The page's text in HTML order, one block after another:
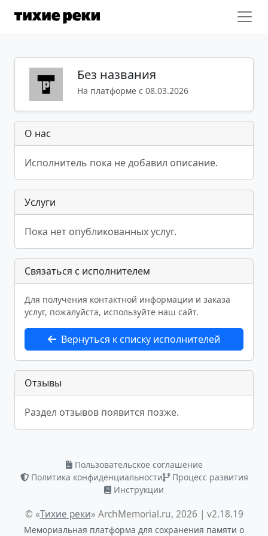
Без названия
На платформе с 08.03.2026
О нас
Исполнитель пока не добавил описание.
Услуги
Пока нет опубликованных услуг.
Связаться с исполнителем
Для получения контактной информации и заказа
услуг, пожалуйста, используйте наш сайт.
Вернуться к списку исполнителей
Отзывы
Раздел отзывов появится позже.
Пользовательское соглашение
Политика конфиденциальности
Процесс развития
Инструкции
© «Тихие реки» ArchMemorial.ru, 2026 | v2.18.19
Мемориальная платформа для сохранения памяти о